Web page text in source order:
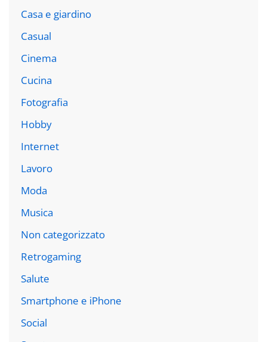
Casa e giardino
Casual
Cinema
Cucina
Fotografia
Hobby
Internet
Lavoro
Moda
Musica
Non categorizzato
Retrogaming
Salute
Smartphone e iPhone
Social